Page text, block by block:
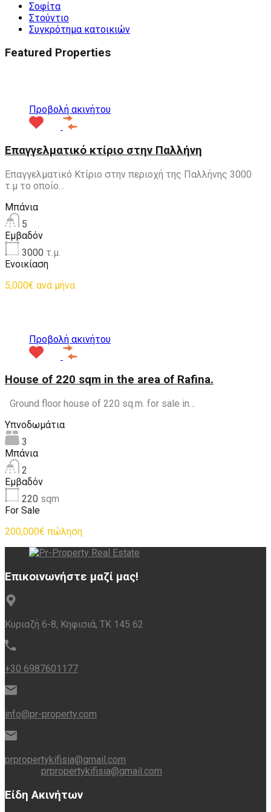
Σοφίτα
Στούντιο
Συγκρότημα κατοικιών
Featured Properties
Προβολή ακινήτου
Επαγγελματικό κτίριο στην Παλλήνη
Επαγγελματικό Κτίριο στην περιοχή της Παλλήνης 3000
τ.μ το οποίο…
Μπάνια
5
Εμβαδόν
3000 τ.μ.
Ενοικίαση
5,000€ ανά μήνα
Προβολή ακινήτου
House of 220 sqm in the area of Rafina.
Ground floor house of 220 sq.m. for sale in…
Υπνοδωμάτια
3
Μπάνια
2
Εμβαδόν
220 sqm
For Sale
200,000€ πώληση
Επικοινωνήστε μαζί μας!
Κυριαζή 6-8, Κηφισιά, ΤΚ 145 62
+30 6987601177
info@pr-property.com
prpropertykifisia@gmail.com
prpropertykifisia@gmail.com
Είδη Ακινήτων